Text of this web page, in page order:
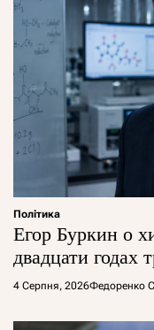
Політика
Егор Буркин о
двадцати годах
4 Серпня, 2026Федоренко